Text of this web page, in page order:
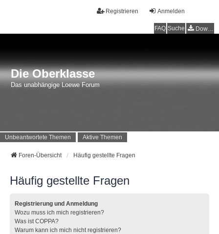
Anmelden
Registrieren
FAQ Suche Downloads
Die Oberklasse
Das unabhängige Loewe Forum
Unbeantwortete Themen Aktive Themen
Foren-Übersicht Häufig gestellte Fragen
Häufig gestellte Fragen
Registrierung und Anmeldung
Wozu muss ich mich registrieren?
Was ist COPPA?
Warum kann ich mich nicht registrieren?